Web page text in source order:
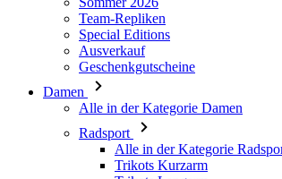
Damen
Alle in der Kategorie Damen
Radsport
Alle in der Kategorie Radsport
Trikots Langarm
Westen
Jacken
Kurze Hosen
3/4 Lange Hosen